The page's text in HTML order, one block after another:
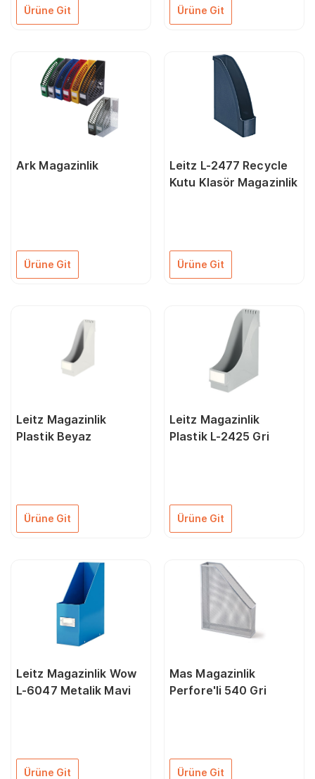
Ürüne Git Ürüne Git
Ark Magazinlik
Ürüne Git
Leitz L-2477 Recycle
Kutu Klasör Magazinlik
Ürüne Git
Leitz Magazinlik
Plastik Beyaz
Ürüne Git
Leitz Magazinlik
Plastik L-2425 Gri
Ürüne Git
Leitz Magazinlik Wow
L-6047 Metalik Mavi
Ürüne Git
Mas Magazinlik
Perfore'li 540 Gri
Ürüne Git